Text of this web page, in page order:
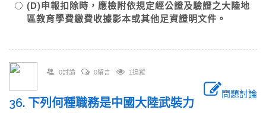
(D)申報扣除時，應檢附依規定經公證及驗證之大陸地
區教育學費繳費收據影本或其他足資證明文件。
0討論 0留言 1追蹤
問題討論
36. 下列何種職務是中國大陸武裝力